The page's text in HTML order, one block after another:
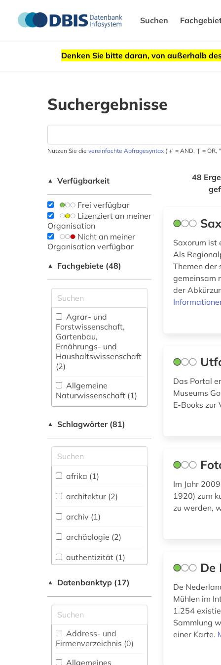
Suchen
Denken Sie bitte daran, von außerhalb
Suchergebnisse
Nutzen Sie die vereinfachte Abfragesyntax ('+' = AND, '|' = OR,
▲ Verfügbarkeit
Frei verfügbar
Lizenziert an meiner
Organisation
Nicht an meiner
Organisation verfügbar
▲ Fachgebiete (48)
Agrar- und
Forstwissenschaft,
Gartenbau,
Ernährungs- und
Haushaltswissenschaft
(2)
Allgemeine
Naturwissenschaft (1)
fachübergreifende
Allgemeine und
vergleichende Sprach-
und
Literaturwissenschaft.
Indogermanistik.
Außereuropäische
Sprachen und
Literaturen (0)
Anglistik.
Amerikanistik (0)
Vermessungswesen (4)
Australien,
Neuseeland (1)
Biologie,
▲ Schlagwörter (81)
afrika (1)
architektur (2)
archiv (1)
archäologie (2)
authentizität (1)
bayern (2)
belgien (1)
berlin (1)
bestandserhaltung
(1)
▲ Datenbanktyp (17)
Address- und
Firmenverzeichnis (0)
Allgemeines
48
Saxorum ist
Als
Themen der
gemeinsam
der
Das Portal
Museums
E-Books zur
Im Jahr
1920) zum
zu werden,
De
De
Mühlen im
1.254
Sammlung
einer Karte.